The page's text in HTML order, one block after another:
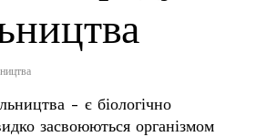
- є біологічно
засвоюються організмом